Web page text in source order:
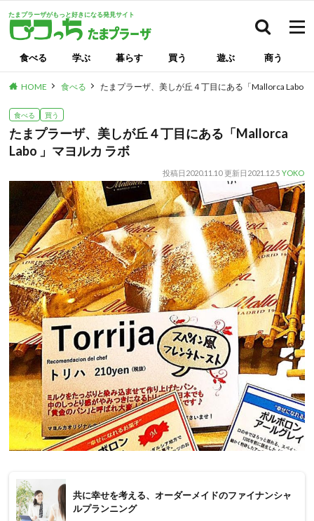
たまプラーザがもっと好きになる発見サイト
食べる 学ぶ 暮らす 買う 遊ぶ 商う
HOME 食べる たまプラーザ、美しが丘４丁目にある「Mallorca Labo
食べる 買う
たまプラーザ、美しが丘４丁目にある「Mallorca
Labo 」マヨルカ ラボ
投稿日 2020.11.10 更新日 2021.12.5 YOKO
共に幸せを考える、オーダーメイドのファイナンシャ
ルプランニング